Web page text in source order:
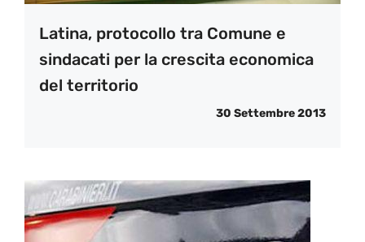
Latina, protocollo tra Comune e
sindacati per la crescita economica
del territorio
30 Settembre 2013